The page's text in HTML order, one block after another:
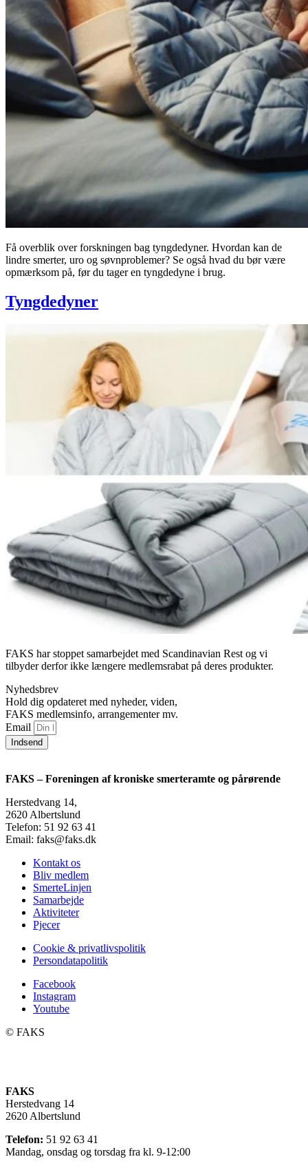
Få overblik over forskningen bag tyngdedyner. Hvordan kan de
lindre smerter, uro og søvnproblemer? Se også hvad du bør være
opmærksom på, før du tager en tyngdedyne i brug.
Tyngdedyner
FAKS har stoppet samarbejdet med Scandinavian Rest og vi
tilbyder derfor ikke længere medlemsrabat på deres produkter.
Nyhedsbrev
Hold dig opdateret med nyheder, viden,
FAKS medlemsinfo, arrangementer mv.
Email
Indsend
FAKS – Foreningen af kroniske smerteramte og pårørende
Herstedvang 14,
2620 Albertslund
Telefon: 51 92 63 41
Email: faks@faks.dk
Kontakt os
Bliv medlem
SmerteLinjen
Samarbejde
Aktiviteter
Pjecer
Cookie & privatlivspolitik
Persondatapolitik
Facebook
Instagram
Youtube
©️ FAKS
FAKS
Herstedvang 14
2620 Albertslund
Telefon: 51 92 63 41
Mandag, onsdag og torsdag fra kl. 9-12:00